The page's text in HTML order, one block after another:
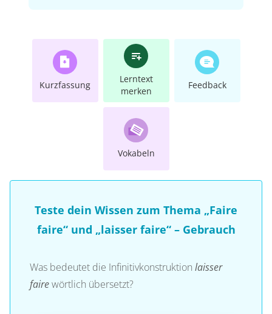
Kurzfassung
Lerntext
merken
Feedback
Vokabeln
Teste dein Wissen zum Thema „Faire
faire“ und „laisser faire“ – Gebrauch
Was bedeutet die Infinitivkonstruktion laisser
fairewörtlich übersetzt?